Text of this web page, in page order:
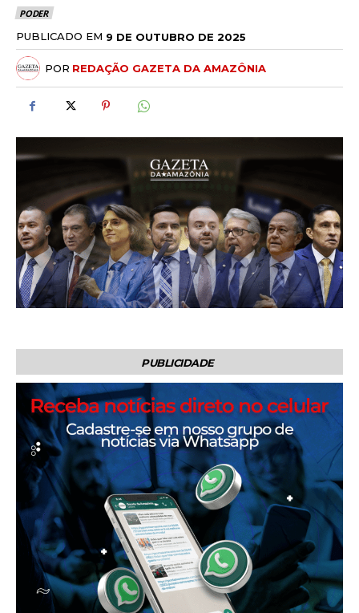
PODER
PUBLICADO EM 9 DE OUTUBRO DE 2025
POR REDAÇÃO GAZETA DA AMAZÔNIA
PUBLICIDADE